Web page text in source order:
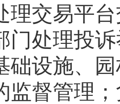
理交易平
门处理投
础设施、
监督管理 ；